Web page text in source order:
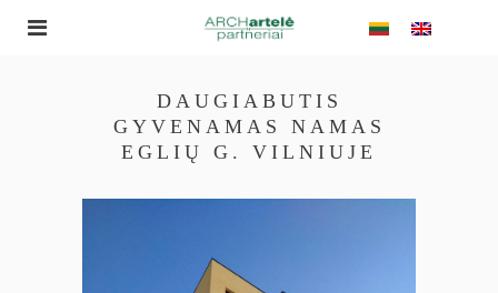
DAUGIABUTIS
GYVENAMAS NAMAS
EGLIŲ G. VILNIUJE